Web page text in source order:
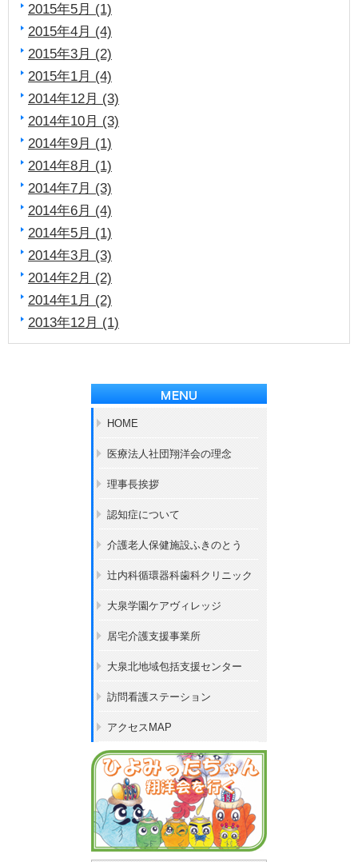
2015年5月 (1)
2015年4月 (4)
2015年3月 (2)
2015年1月 (4)
2014年12月 (3)
2014年10月 (3)
2014年9月 (1)
2014年8月 (1)
2014年7月 (3)
2014年6月 (4)
2014年5月 (1)
2014年3月 (3)
2014年2月 (2)
2014年1月 (2)
2013年12月 (1)
HOME
医療法人社団翔洋会の理念
理事長挨拶
認知症について
介護老人保健施設ふきのとう
辻内科循環器科歯科クリニック
大泉学園ケアヴィレッジ
居宅介護支援事業所
大泉北地域包括支援センター
訪問看護ステーション
アクセスMAP